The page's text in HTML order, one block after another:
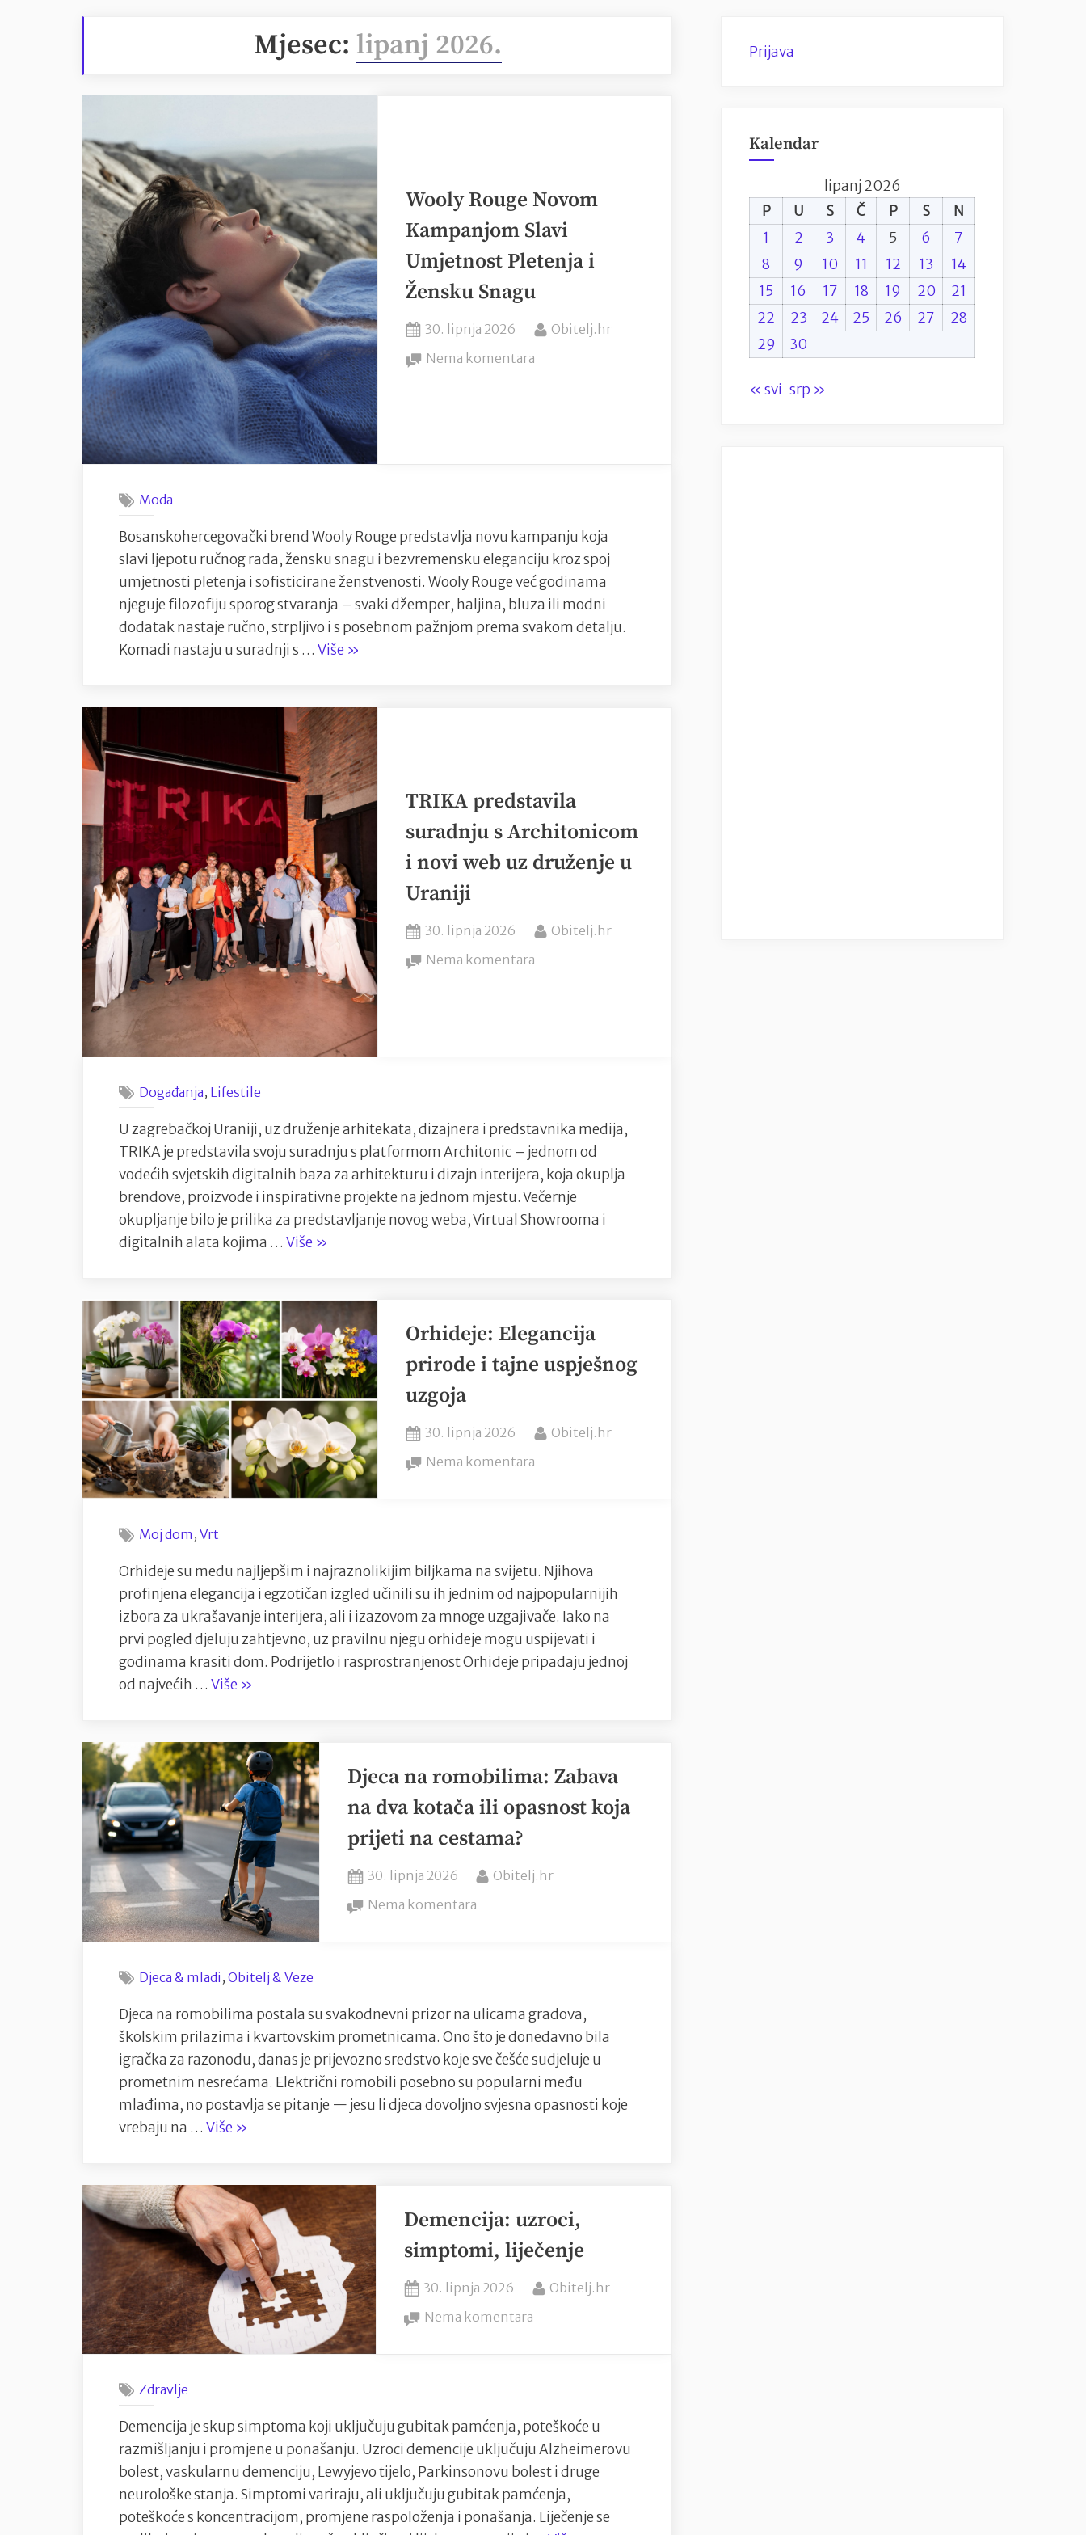
Mjesec: lipanj 2026.
Wooly Rouge Novom
Kampanjom Slavi
Umjetnost Pletenja i
Žensku Snagu
Posted
on
30. lipnja 2026 By
Obitelj.hr
Nema komentarana
i
Žensku
Snagu
Moda
Bosanskohercegovački brend Wooly Rouge predstavlja novu kampanju koja
slavi ljepotu ručnog rada, žensku snagu i bezvremensku eleganciju kroz spoj
umjetnosti pletenja i sofisticirane ženstvenosti. Wooly Rouge već godinama
njeguje filozofiju sporog stvaranja – svaki džemper, haljina, bluza ili modni
dodatak nastaje ručno, strpljivo i s posebnom pažnjom prema svakom detalju.
Komadi nastaju u suradnji s … Više “Wooly
Kampanjom
Slavi
Umjetnost
Pletenja
i
»
TRIKA predstavila
suradnju s Architonicom
i novi web uz druženje u
Uraniji
Posted
on
30. lipnja 2026 By
Obitelj.hr
Nema komentarana
web
uz
druženje
u
Uraniji
Događanja, Lifestile
U zagrebačkoj Uraniji, uz druženje arhitekata, dizajnera i predstavnika medija,
TRIKA je predstavila svoju suradnju s platformom Architonic – jednom od
vodećih svjetskih digitalnih baza za arhitekturu i dizajn interijera, koja okuplja
brendove, proizvode i inspirativne projekte na jednom mjestu. Večernje
okupljanje bilo je prilika za predstavljanje novog weba, Virtual Showrooma i
digitalnih alata kojima … Više “TRIKA
s
Architonicom
i
novi
web
uz
druženje
u
Uraniji”
»
Orhideje: Elegancija
prirode i tajne uspješnog
uzgoja
Posted
on
30. lipnja 2026 By
Obitelj.hr
Nema komentarana
tajne
uspješnog
uzgoja
Moj dom ,Vrt
Orhideje su među najljepšim i najraznolikijim biljkama na svijetu. Njihova
profinjena elegancija i egzotičan izgled učinili su ih jednim od najpopularnijih
izbora za ukrašavanje interijera, ali i izazovom za mnoge uzgajivače. Iako na
prvi pogled djeluju zahtjevno, uz pravilnu njegu orhideje mogu uspijevati i
godinama krasiti dom. Podrijetlo i rasprostranjenost Orhideje pripadaju jednoj
od najvećih … Više “Orhideje:
i
tajne
uspješnog
uzgoja”
»
Djeca na romobilima: Zabava
na dva kotača ili opasnost koja
prijeti na cestama?
Posted
on
30. lipnja 2026 By
Obitelj.hr
Nema komentara
na
dva
kotača
ili
opasnost
Djeca & mladi ,Obitelj & Veze
Djeca na romobilima postala su svakodnevni prizor na ulicama gradova,
školskim prilazima i kvartovskim prometnicama. Ono što je donedavno bila
igračka za razonodu, danas je prijevozno sredstvo koje sve češće sudjeluje u
prometnim nesrećama. Električni romobili posebno su popularni među
mlađima, no postavlja se pitanje — jesu li djeca dovoljno svjesna opasnosti koje
vrebaju na … Više “Djeca
Zabava
na
dva
kotača
ili
opasnost
koja
prijeti
»
Demencija: uzroci,
simptomi, liječenje
Posted
on
30. lipnja 2026 By
Obitelj.hr
Nema komentarana
Zdravlje
Demencija je skup simptoma koji uključuju gubitak pamćenja, poteškoće u
razmišljanju i promjene u ponašanju. Uzroci demencije uključuju Alzheimerovu
bolest, vaskularnu demenciju, Lewyjevo tijelo, Parkinsonovu bolest i druge
neurološke stanja. Simptomi variraju, ali uključuju gubitak pamćenja,
poteškoće s koncentracijom, promjene raspoloženja i ponašanja. Liječenje se
Prijava
Kalendar
lipanj 2026
P
U S Č P S
N
1
2 3 4 5 6
7
8
9 10 11 12 13
14
15
16 17 18 19 20
21
22
23 24 25 26 27
28
29
30
« svi srp »